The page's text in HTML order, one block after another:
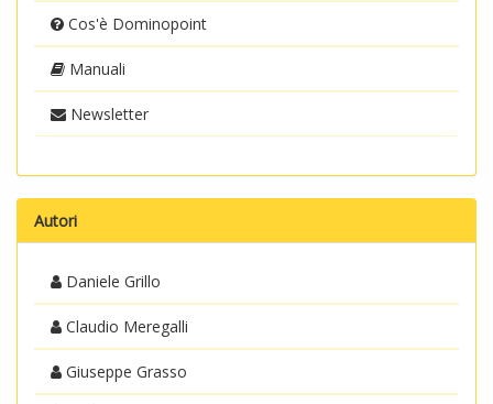
Cos'è Dominopoint
Manuali
Newsletter
Autori
Daniele Grillo
Claudio Meregalli
Giuseppe Grasso